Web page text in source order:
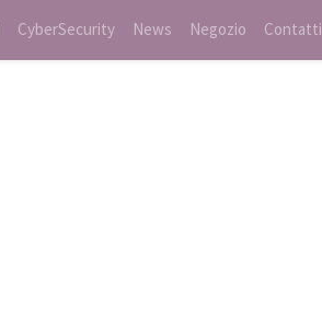
CyberSecurity News Negozio Contatti